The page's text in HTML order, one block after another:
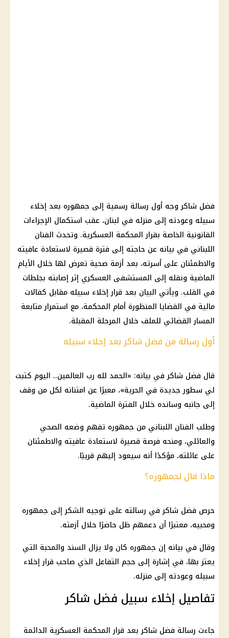
فضل شاكر وجه أول رسالة رسمية إلى جمهوره بعد إخلاء
سبيله وعودته إلى منزله في لبنان، عقب استكمال الإجراءات
القانونية الخاصة بقرار المحكمة العسكرية. وتحدث الفنان
اللبناني في بيانه عن حاجته إلى فترة قصيرة لاستعادة عافيته
والاطمئنان على أسرته، بعد أزمة صحية تعرض لها خلال الأيام
الماضية ونقله إلى المستشفى العسكري إثر إصابته بجلطات
في القلب. ويأتي البيان بعد قرار إخلاء سبيله مقابل كفالات
مالية في القضايا المنظورة أمام المحكمة، مع استمرار متابعة
المسار القضائي للملف خلال المرحلة المقبلة.
أول رسالة من فضل شاكر بعد إخلاء سبيله
قال فضل شاكرفي بيانه: «الحمد لله رب العالمين.. اليوم كتبت
لي سطور جديدة في الحرية»، معبرًا عن امتنانه لكل من وقف
إلى جانبه وسانده خلال الفترة الماضية.
وطلب الفنان اللبناني من جمهوره تفهم وضعه الصحي
والعائلي، ومنحه فرصة قصيرة لاستعادة عافيته والاطمئنان
على عائلته، مؤكدًا أنه سيعود إليهم قريبًا.
ماذا قال لجمهوره؟
حرص فضل شاكرفي رسالته على توجيه الشكر إلى جمهوره
ومحبيه، معتبرًا أن دعمهم ظل حاضرًا خلال أزمته.
وقال في بيانه إن جمهوره كان ولا يزال السند والمحبة التي
يعتز بها، في إشارة إلى حجم التفاعل الذي صاحب قرار إخلاء
سبيله وعودته إلى منزله.
تفاصيل إخلاء سبيل فضل شاكر
جاءت رسالة فضل شاكربعد قرار المحكمة العسكرية الدائمة